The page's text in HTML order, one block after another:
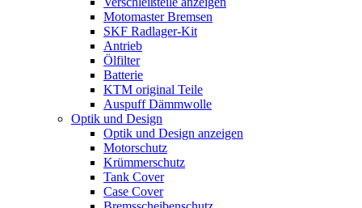
Motomaster Bremsen
SKF Radlager-Kit
Antrieb
Ölfilter
Batterie
KTM original Teile
Auspuff Dämmwolle
Optik und Design
Optik und Design anzeigen
Motorschutz
Krümmerschutz
Tank Cover
Case Cover